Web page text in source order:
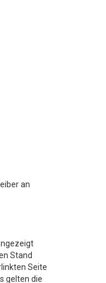
an
Stand
Seite
gelten die